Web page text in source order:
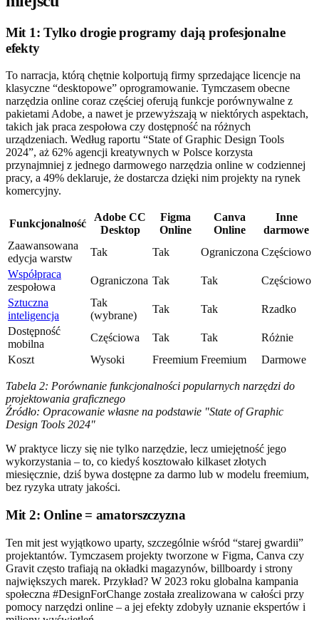
Mit 1: Tylko drogie programy dają profesjonalne
efekty
To narracja, którą chętnie kolportują firmy sprzedające licencje na
klasyczne “desktopowe” oprogramowanie. Tymczasem obecne
narzędzia online coraz częściej oferują funkcje porównywalne z
pakietami Adobe, a nawet je przewyższają w niektórych aspektach,
takich jak praca zespołowa czy dostępność na różnych
urządzeniach. Według raportu “State of Graphic Design Tools
2024”, aż 62% agencji kreatywnych w Polsce korzysta
przynajmniej z jednego darmowego narzędzia online w codziennej
pracy, a 49% deklaruje, że dostarcza dzięki nim projekty na rynek
komercyjny.
Funkcjonalność
Adobe CC
Desktop
Figma
Online
Canva
Online
Inne
darmowe
Zaawansowana
edycja warstw
Tak Tak Ograniczona Częściowo
Współpraca
zespołowa
Ograniczona Tak Tak
Częściowo
Sztuczna
inteligencja
Tak
(wybrane)
Tak Tak
Rzadko
Dostępność
mobilna
Częściowa Tak Tak
Różnie
Koszt
Wysoki Freemium Freemium Darmowe
Tabela 2: Porównanie funkcjonalności popularnych narzędzi do
projektowania graficznego
Źródło: Opracowanie własne na podstawie "State of Graphic
Design Tools 2024"
W praktyce liczy się nie tylko narzędzie, lecz umiejętność jego
wykorzystania – to, co kiedyś kosztowało kilkaset złotych
miesięcznie, dziś bywa dostępne za darmo lub w modelu freemium,
bez ryzyka utraty jakości.
Mit 2: Online = amatorszczyzna
Ten mit jest wyjątkowo uparty, szczególnie wśród “starej gwardii”
projektantów. Tymczasem projekty tworzone w Figma, Canva czy
Gravit często trafiają na okładki magazynów, billboardy i strony
największych marek. Przykład? W 2023 roku globalna kampania
społeczna #DesignForChange została zrealizowana w całości przy
pomocy narzędzi online – a jej efekty zdobyły uznanie ekspertów i